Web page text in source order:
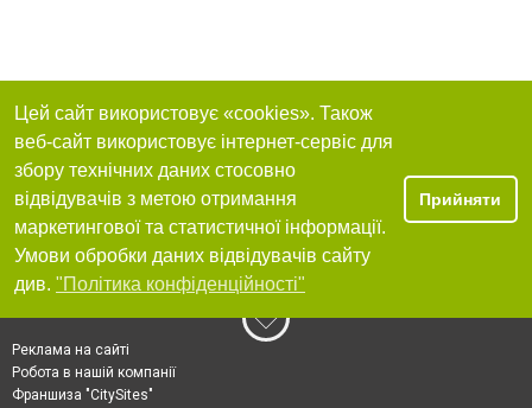
Цей сайт використовує «cookies». Також
веб-сайт використовує інтернет-сервіс для
збору технічних даних стосовно
відвідувачів з метою отримання
маркетингової та статистичної інформації.
Умови обробки даних відвідувачів сайту
див. "Політика конфіденційності"
Прийняти
Реклама на сайті
Робота в нашій компанії
Франшиза "CitySites"